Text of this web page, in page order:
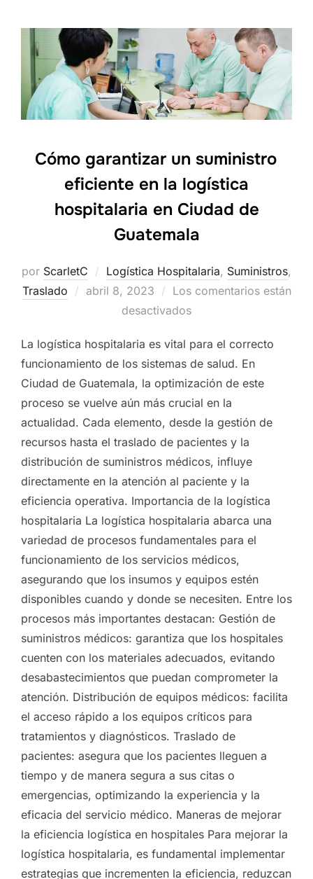
Cómo garantizar un suministro
eficiente en la logística
hospitalaria en Ciudad de
Guatemala
por ScarletC Logística Hospitalaria, Suministros,
Traslado
Publicado
abril 8, 2023
Los comentarios están
desactivados
La logística hospitalaria es vital para el correcto
funcionamiento de los sistemas de salud. En
Ciudad de Guatemala, la optimización de este
proceso se vuelve aún más crucial en la
actualidad. Cada elemento, desde la gestión de
recursos hasta el traslado de pacientes y la
distribución de suministros médicos, influye
directamente en la atención al paciente y la
eficiencia operativa. Importancia de la logística
hospitalaria La logística hospitalaria abarca una
variedad de procesos fundamentales para el
funcionamiento de los servicios médicos,
asegurando que los insumos y equipos estén
disponibles cuando y donde se necesiten. Entre los
procesos más importantes destacan: Gestión de
suministros médicos: garantiza que los hospitales
cuenten con los materiales adecuados, evitando
desabastecimientos que puedan comprometer la
atención. Distribución de equipos médicos: facilita
el acceso rápido a los equipos críticos para
tratamientos y diagnósticos. Traslado de
pacientes: asegura que los pacientes lleguen a
tiempo y de manera segura a sus citas o
emergencias, optimizando la experiencia y la
eficacia del servicio médico. Maneras de mejorar
la eficiencia logística en hospitales Para mejorar la
logística hospitalaria, es fundamental implementar
estrategias que incrementen la eficiencia, reduzcan